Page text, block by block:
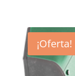
¡Oferta!